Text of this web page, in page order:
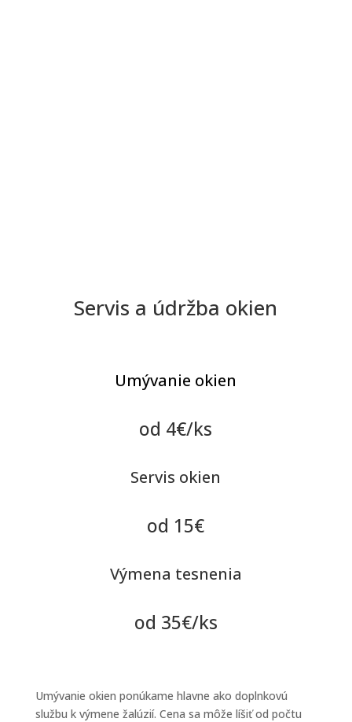
Servis a údržba okien
Umývanie okien
od 4€/ks
Servis okien
od 15€
Výmena tesnenia
od 35€/ks
Umývanie okien ponúkame hlavne ako doplnkovú
službu k výmene žalúzií. Cena sa môže líšiť od počtu